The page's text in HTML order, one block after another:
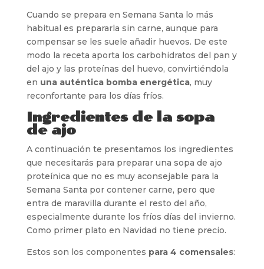
Cuando se prepara en Semana Santa lo más
habitual es prepararla sin carne, aunque para
compensar se les suele añadir huevos. De este
modo la receta aporta los carbohidratos del pan y
del ajo y las proteínas del huevo, convirtiéndola
en una auténtica bomba energética, muy
reconfortante para los días fríos.
Ingredientes de la sopa
de ajo
A continuación te presentamos los ingredientes
que necesitarás para preparar una sopa de ajo
proteínica que no es muy aconsejable para la
Semana Santa por contener carne, pero que
entra de maravilla durante el resto del año,
especialmente durante los fríos días del invierno.
Como primer plato en Navidad no tiene precio.
Estos son los componentes para 4 comensales: